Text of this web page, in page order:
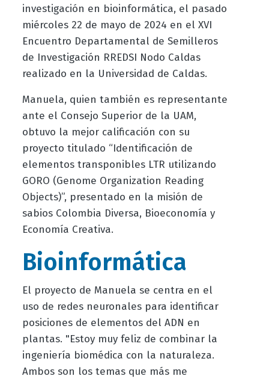
investigación en bioinformática, el pasado
miércoles 22 de mayo de 2024 en el XVI
Encuentro Departamental de Semilleros
de Investigación RREDSI Nodo Caldas
realizado en la Universidad de Caldas.
Manuela, quien también es representante
ante el Consejo Superior de la UAM,
obtuvo la mejor calificación con su
proyecto titulado “Identificación de
elementos transponibles LTR utilizando
GORO (Genome Organization Reading
Objects)”, presentado en la misión de
sabios Colombia Diversa, Bioeconomía y
Economía Creativa.
Bioinformática
El proyecto de Manuela se centra en el
uso de redes neuronales para identificar
posiciones de elementos del ADN en
plantas. "Estoy muy feliz de combinar la
ingeniería biomédica con la naturaleza.
Ambos son los temas que más me